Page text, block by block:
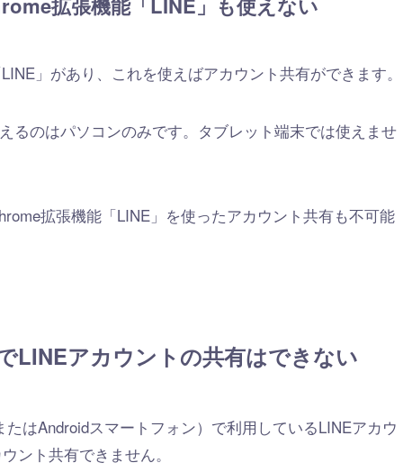
」があり、これを使えばアカウント共有ができます。
るのはパソコンのみです。タブレット端末では使えませ
拡張機能「LINE」を使ったアカウント共有も不可能
LINEアカウントの共有はできない
はAndroidスマートフォン）で利用しているLINEアカウ
ント共有できません。